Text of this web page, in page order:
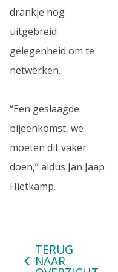
drankje nog
uitgebreid
gelegenheid om te
netwerken.
“Een geslaagde
bijeenkomst, we
moeten dit vaker
doen,” aldus Jan Jaap
Hietkamp.
TERUG
NAAR